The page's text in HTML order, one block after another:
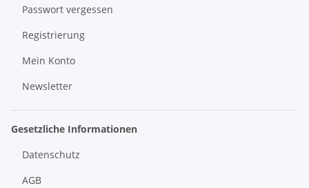
Passwort vergessen
Registrierung
Mein Konto
Newsletter
Gesetzliche Informationen
Datenschutz
AGB